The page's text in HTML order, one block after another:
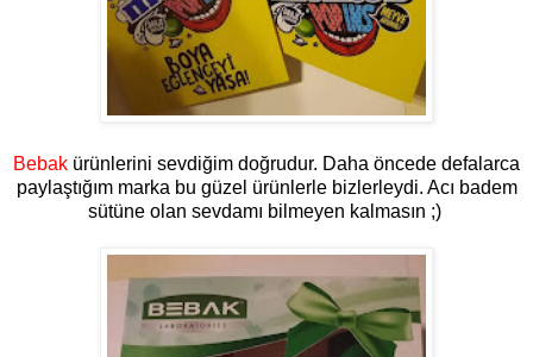
Bebak ürünlerini sevdiğim doğrudur. Daha öncede defalarca
paylaştığım marka bu güzel ürünlerle bizlerleydi. Acı badem
sütüne olan sevdamı bilmeyen kalmasın ;)